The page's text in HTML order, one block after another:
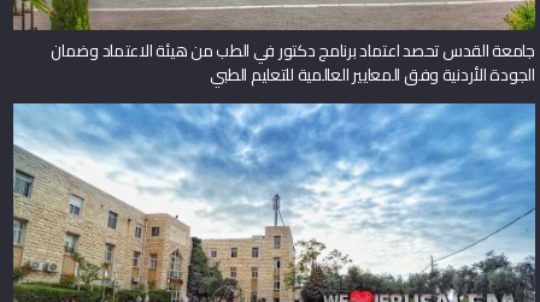
جامعة القدس تحصد اعتماد برنامج دكتور في الطب من هيئة الاعتماد وضمان
الجودة الأردنية وفق المعايير العالمية للتعليم الطبي